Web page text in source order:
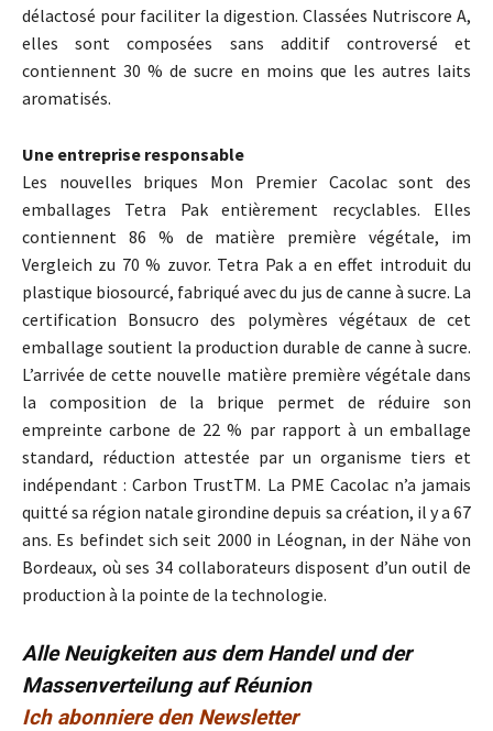
délactosé pour faciliter la digestion. Classées Nutriscore A,
elles sont composées sans additif controversé et
contiennent 30 % de sucre en moins que les autres laits
aromatisés.
Une entreprise responsable
Les nouvelles briques Mon Premier Cacolac sont des
emballages Tetra Pak entièrement recyclables. Elles
contiennent 86 % de matière première végétale, im
Vergleich zu 70 % zuvor. Tetra Pak a en effet introduit du
plastique biosourcé, fabriqué avec du jus de canne à sucre. La
certification Bonsucro des polymères végétaux de cet
emballage soutient la production durable de canne à sucre.
L’arrivée de cette nouvelle matière première végétale dans
la composition de la brique permet de réduire son
empreinte carbone de 22 % par rapport à un emballage
standard, réduction attestée par un organisme tiers et
indépendant :Carbon TrustTM. La PME Cacolac n’a jamais
quitté sa région natale girondine depuis sa création, il y a 67
ans. Es befindet sich seit 2000 in Léognan, in der Nähe von
Bordeaux, où ses 34 collaborateurs disposent d’un outil de
production à la pointe de la technologie.
Alle Neuigkeiten aus dem Handel und der
Massenverteilung auf Réunion
Ich abonniere den Newsletter